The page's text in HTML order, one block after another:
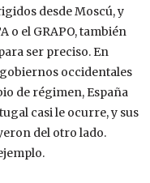
desde Moscú, y
o el GRAPO, también
ser preciso. En
occidentales
de régimen, España
casi le ocurre, y sus
del otro lado.